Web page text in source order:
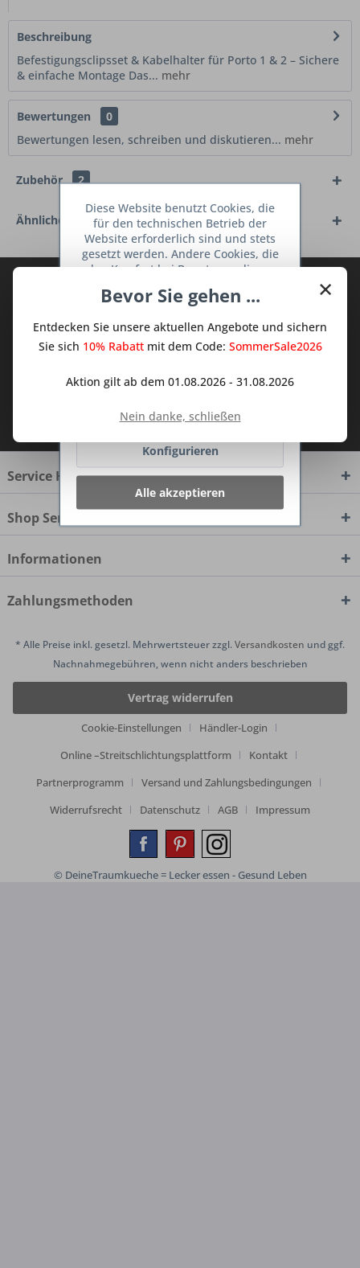
Beschreibung
Befestigungsclipsset & Kabelhalter für Porto 1 & 2 – Sichere
& einfache Montage Das... mehr
Bewertungen
0
Bewertungen lesen, schreiben und diskutieren... mehr
Zubehör 2
Ähnliche Artikel
TraumKüche Newsletter und verpassen
Sie keine Neuigkeit oder Aktion mehr aus
dem Traum Küchen - Shop.
Ich habe die
Datenschutzbestimmungen
Service Hotline
Shop Service
Informationen
Zahlungsmethoden
* Alle Preise inkl. gesetzl. Mehrwertsteuer zzgl.Versandkosten und ggf.
Nachnahmegebühren, wenn nicht anders beschrieben
Vertrag widerrufen
Cookie-Einstellungen
Händler-Login
Online –Streitschlichtungsplattform
Kontakt
Partnerprogramm
Versand und Zahlungsbedingungen
Widerrufsrecht
Datenschutz AGB Impressum
© DeineTraumkueche = Lecker essen - Gesund Leben
×
Bevor Sie gehen ...
Entdecken Sie unsere aktuellen Angebote und sichern
Sie sich 10% Rabattmit dem Code: SommerSale2026
Aktion gilt ab dem 01.08.2026 - 31.08.2026
Nein danke, schließen
Diese Website benutzt Cookies, die
für den technischen Betrieb der
Website erforderlich sind und stets
gesetzt werden. Andere Cookies, die
den Komfort bei Benutzung dieser
dienen oder die Interaktion mit
Netzwerken vereinfachen sollen,
werden nur mit Ihrer Zustimmung
Ablehnen
Konfigurieren
Alle akzeptieren